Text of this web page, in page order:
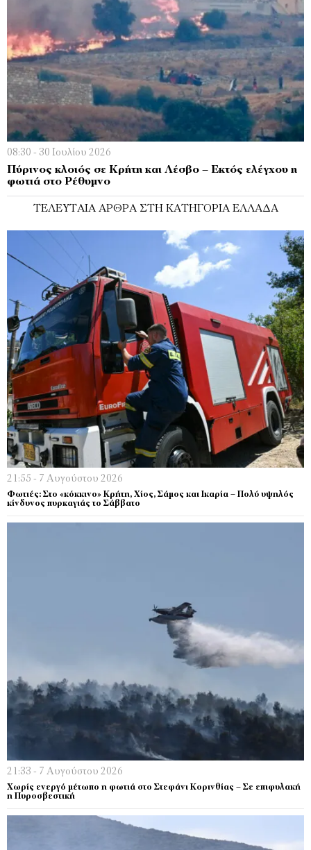
08:30 - 30 Ιουλίου 2026
Πύρινος κλοιός σε Κρήτη και Λέσβο – Εκτός ελέγχου η
φωτιά στο Ρέθυμνο
ΤΕΛΕΥΤΑΊΑ ΆΡΘΡΑ ΣΤΗ ΚΑΤΗΓΟΡΊΑ ΕΛΛΆΔΑ
21:55 - 7 Αυγούστου 2026
Φωτιές: Στο «κόκκινο» Κρήτη, Χίος, Σάμος και Ικαρία – Πολύ υψηλός
κίνδυνος πυρκαγιάς το Σάββατο
21:33 - 7 Αυγούστου 2026
Χωρίς ενεργό μέτωπο η φωτιά στο Στεφάνι Κορινθίας – Σε επιφυλακή
η Πυροσβεστική